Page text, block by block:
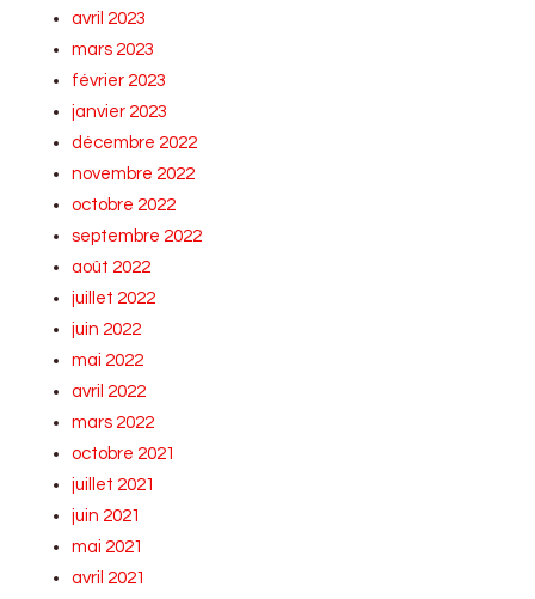
avril 2023
mars 2023
février 2023
janvier 2023
décembre 2022
novembre 2022
octobre 2022
septembre 2022
août 2022
juillet 2022
juin 2022
mai 2022
avril 2022
mars 2022
octobre 2021
juillet 2021
juin 2021
mai 2021
avril 2021